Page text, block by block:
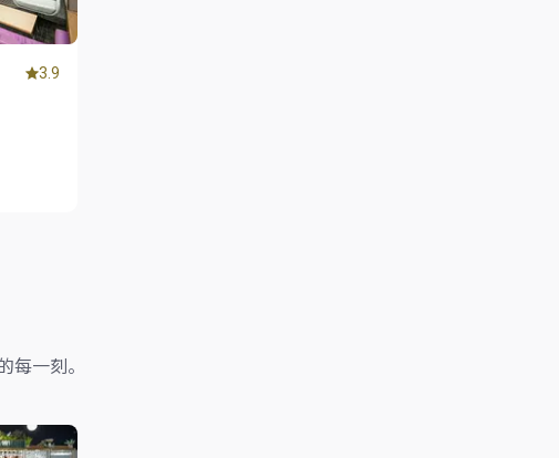
3.9
每一刻。